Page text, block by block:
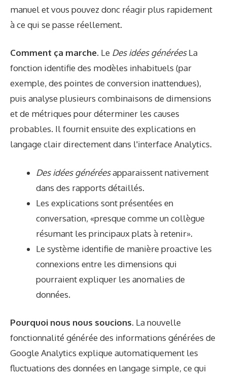
manuel et vous pouvez donc réagir plus rapidement
à ce qui se passe réellement.
Comment ça marche. Le Des idées généréesLa
fonction identifie des modèles inhabituels (par
exemple, des pointes de conversion inattendues),
puis analyse plusieurs combinaisons de dimensions
et de métriques pour déterminer les causes
probables. Il fournit ensuite des explications en
langage clair directement dans l'interface Analytics.
Des idées généréesapparaissent nativement
dans des rapports détaillés.
Les explications sont présentées en
conversation, «presque comme un collègue
résumant les principaux plats à retenir».
Le système identifie de manière proactive les
connexions entre les dimensions qui
pourraient expliquer les anomalies de
données.
Pourquoi nous nous soucions. La nouvelle
fonctionnalité générée des informations générées de
Google Analytics explique automatiquement les
fluctuations des données en langage simple, ce qui